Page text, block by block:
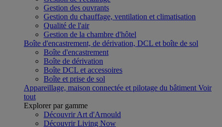
Gestion des ouvrants
Gestion du chauffage, ventilation et climatisation
Qualité de l'air
Gestion de la chambre d'hôtel
Boîte d'encastrement, de dérivation, DCL et boîte de sol
Boîte d'encastrement
Boîte de dérivation
Boîte DCL et accessoires
Boîte et prise de sol
Appareillage, maison connectée et pilotage du bâtiment Voir
tout
Explorer par gamme
Découvrir Art d'Arnould
Découvrir Living Now